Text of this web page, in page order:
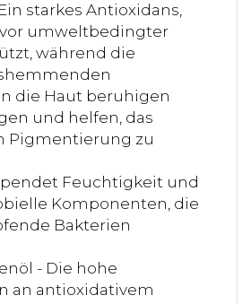
starkes Antioxidans,
umweltbedingter
während die
die Haut beruhigen
und helfen, das
Pigmentierung zu
Feuchtigkeit und
Komponenten, die
Bakterien
- Die hohe
an antioxidativem